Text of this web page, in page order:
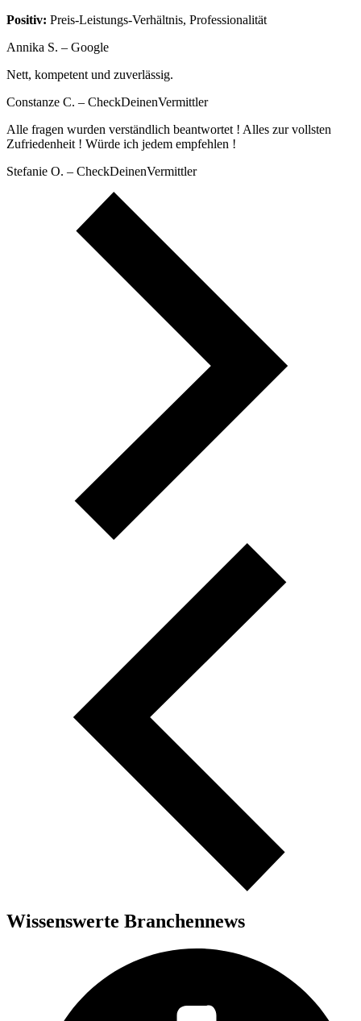
Positiv: Preis-Leistungs-Verhältnis, Professionalität
Annika S. – Google
Nett, kompetent und zuverlässig.
Constanze C. – CheckDeinenVermittler
Alle fragen wurden verständlich beantwortet ! Alles zur vollsten
Zufriedenheit ! Würde ich jedem empfehlen !
Stefanie O. – CheckDeinenVermittler
Wissenswerte Branchennews